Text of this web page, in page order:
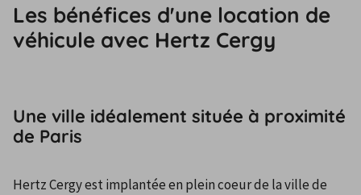
Les bénéfices d'une location de
véhicule avec Hertz Cergy
Une ville idéalement située à proximité
de Paris
Hertz Cergy est implantée en plein coeur de la ville de